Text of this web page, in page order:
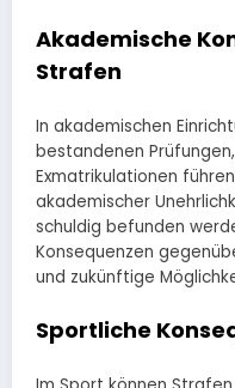
Akademische
Strafen
In akademischen
bestandenen
Exmatrikulationen
akademischer
schuldig befunden
Konsequenzen
und zukünftige
Sportliche